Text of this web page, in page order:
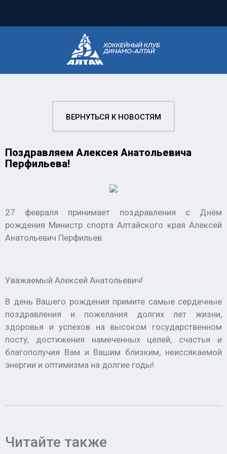
ВЕРНУТЬСЯ К НОВОСТЯМ
Поздравляем Алексея Анатольевича
Перфильева!
27 февраля принимает поздравления с Днём
рождения Министр спорта Алтайского края Алексей
Анатольевич Перфильев.
Уважаемый Алексей Анатольевич!
В день Вашего рождения примите самые сердечные
поздравления и пожелания долгих лет жизни,
здоровья и успехов на высоком государственном
посту, достижения намеченных целей, счастья и
благополучия Вам и Вашим близким, неиссякаемой
энергии и оптимизма на долгие годы!
Читайте также